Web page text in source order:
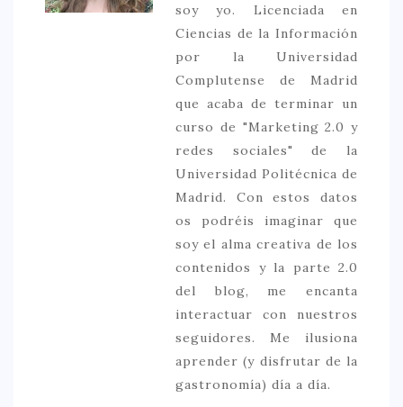
soy yo. Licenciada en
Ciencias de la Información
por la Universidad
Complutense de Madrid
que acaba de terminar un
curso de "Marketing 2.0 y
redes sociales" de la
Universidad Politécnica de
Madrid. Con estos datos
os podréis imaginar que
soy el alma creativa de los
contenidos y la parte 2.0
del blog, me encanta
interactuar con nuestros
seguidores. Me ilusiona
aprender (y disfrutar de la
gastronomía) día a día.